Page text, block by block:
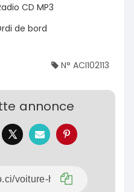
CD MP3
de bord
N° ACI102113
annonce